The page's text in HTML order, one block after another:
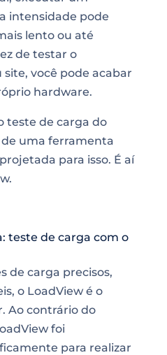
intensidade pode
lento ou até
de testar o
você pode acabar
hardware.
teste de carga do
uma ferramenta
para isso. É aí
teste de carga com o
de carga precisos,
o LoadView é o
Ao contrário do
foi
para realizar